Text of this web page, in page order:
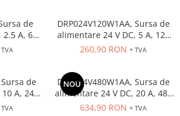
de
A, 60
DRP024V120W1AA, Sursa de
alimentare 24 V DC, 5 A, 120
W, alimentare monofazata,
260,90 RON + TVA
Sursa de
A, 240
NOU
DRP024V480W1AA, Sursa de
alimentare 24 V DC, 20 A, 480
W, alimentare monofazata,
634,90 RON + TVA